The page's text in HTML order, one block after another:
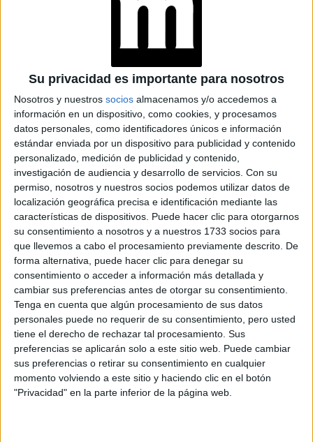
Su privacidad es importante para nosotros
Nosotros y nuestros socios almacenamos y/o accedemos a
información en un dispositivo, como cookies, y procesamos
datos personales, como identificadores únicos e información
estándar enviada por un dispositivo para publicidad y contenido
personalizado, medición de publicidad y contenido,
investigación de audiencia y desarrollo de servicios. Con su
permiso, nosotros y nuestros socios podemos utilizar datos de
localización geográfica precisa e identificación mediante las
características de dispositivos. Puede hacer clic para otorgarnos
su consentimiento a nosotros y a nuestros 1733 socios para
que llevemos a cabo el procesamiento previamente descrito. De
forma alternativa, puede hacer clic para denegar su
consentimiento o acceder a información más detallada y
cambiar sus preferencias antes de otorgar su consentimiento.
Tenga en cuenta que algún procesamiento de sus datos
personales puede no requerir de su consentimiento, pero usted
tiene el derecho de rechazar tal procesamiento. Sus
preferencias se aplicarán solo a este sitio web. Puede cambiar
sus preferencias o retirar su consentimiento en cualquier
momento volviendo a este sitio y haciendo clic en el botón
"Privacidad" en la parte inferior de la página web.
MIRADA PROPIA”
Buby y Nero:
Panchito de marucha en pan de pancho tipo viena,
mayonesa de chimi casera y papas pai ($1200).
Taller Cantina:
Faina, stracciatella, espárragos, bruselas, pesto de
espinaca, nueces pecan y granada ($850).
at Redacción Marie Claire
GALERÍA DE IMÁGENES